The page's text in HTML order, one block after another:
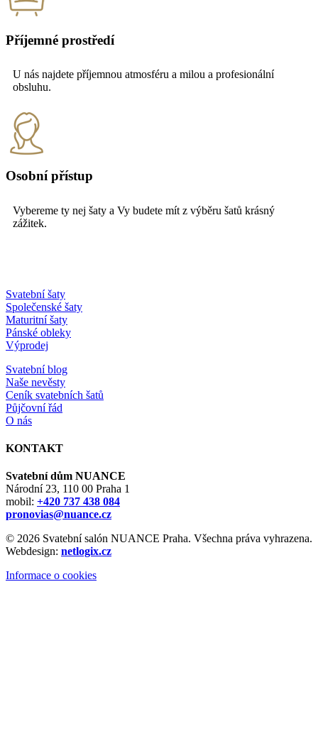
Příjemné prostředí
U nás najdete příjemnou atmosféru a milou a profesionální
obsluhu.
Osobní přístup
Vybereme ty nej šaty a Vy budete mít z výběru šatů krásný
zážitek.
Svatební šaty
Společenské šaty
Maturitní šaty
Pánské obleky
Výprodej
Svatební blog
Naše nevěsty
Ceník svatebních šatů
Půjčovní řád
O nás
KONTAKT
Svatební dům NUANCE
Národní 23, 110 00 Praha 1
mobil: +420 737 438 084
pronovias@nuance.cz
© 2026 Svatební salón NUANCE Praha. Všechna práva vyhrazena.
Webdesign: netlogix.cz
Informace o cookies